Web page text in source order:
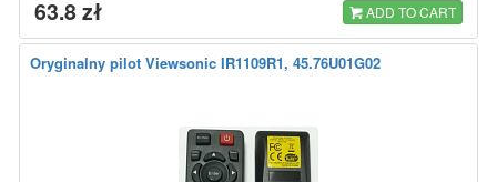
63.8 zł ADD TO CART
Oryginalny pilot Viewsonic IR1109R1, 45.76U01G02